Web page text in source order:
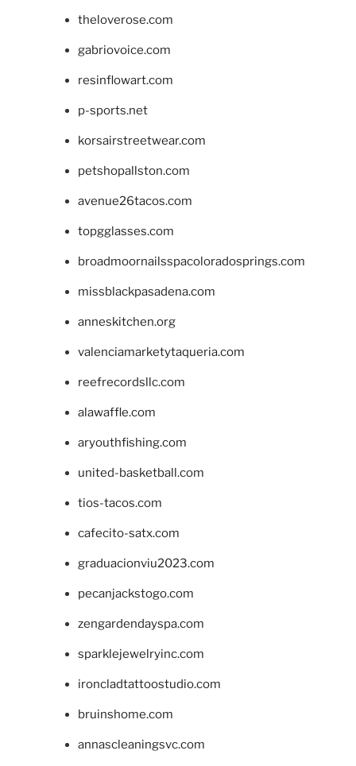
theloverose.com
gabriovoice.com
resinflowart.com
p-sports.net
korsairstreetwear.com
petshopallston.com
avenue26tacos.com
topgglasses.com
broadmoornailsspacoloradosprings.com
missblackpasadena.com
anneskitchen.org
valenciamarketytaqueria.com
reefrecordsllc.com
alawaffle.com
aryouthfishing.com
united-basketball.com
tios-tacos.com
cafecito-satx.com
graduacionviu2023.com
pecanjackstogo.com
zengardendayspa.com
sparklejewelryinc.com
ironcladtattoostudio.com
bruinshome.com
annascleaningsvc.com